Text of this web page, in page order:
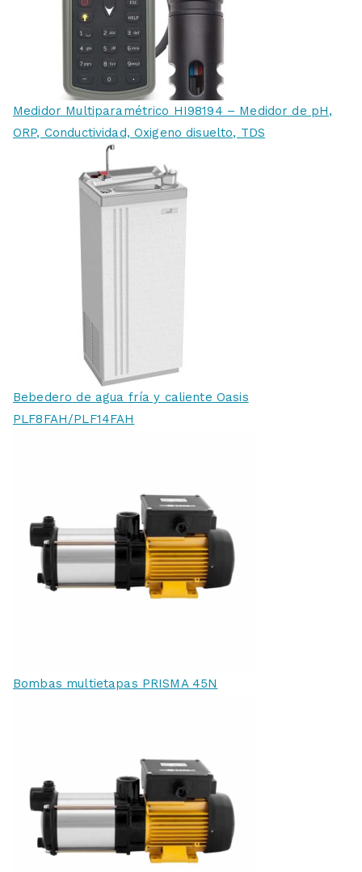
Medidor Multiparamétrico HI98194 – Medidor de pH,
ORP, Conductividad, Oxigeno disuelto, TDS
Bebedero de agua fría y caliente Oasis
PLF8FAH/PLF14FAH
Bombas multietapas PRISMA 45N